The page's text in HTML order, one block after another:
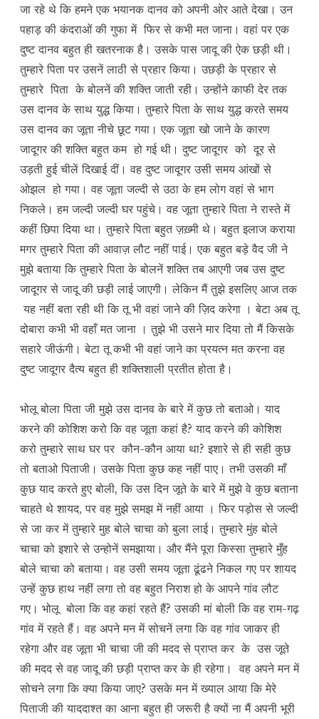
जा रहे थे कि हमने एक भयानक दानव को अपनी ओर आते देखा। उन
पहाड़ की कंदराओं की गुफा में फिर से कभी मत जाना। वहां पर एक
दुष्ट दानव बहुत ही खतरनाक है। उसके पास जादू की ऐक छड़ी थी।
तुम्हारे पिता पर उसनें लाठी से प्रहार किया। उछड़ी के प्रहार से
तुम्हारे पिता के बोलनें की शक्ति जाती रही। उन्होंने काफी देर तक
उस दानव के साथ युद्ध किया। तुम्हारे पिता के साथ युद्ध करते समय
उस दानव का जूता नीचे छूट गया। एक जूता खो जाने के कारण
जादूगर की शक्ति बहुत कम हो गई थी। दुष्ट जादूगर को दूर से
उड़ती हुई चीलें दिखाई दीं। वह दुष्ट जादूगर उसी समय आंखों से
ओझल हो गया। वह जूता जल्दी से उठा के हम लोग वहां से भाग
निकले। हम जल्दी जल्दी घर पहुंचे। वह जूता तुम्हारे पिता ने रास्ते में
कहीं छिपा दिया था। तुम्हारे पिता बहुत ज़ख़्मी थे। बहुत इलाज कराया
मगर तुम्हारे पिता की आवाज़ लौट नहीं पाई। एक बहुत बड़े वैद जी ने
मुझे बताया कि तुम्हारे पिता के बोलनें शक्ति तब आएगी जब उस दुष्ट
जादूगर से जादू की छड़ी लाई जाएगी। लेकिन मैं तुझे इसलिए आज तक
यह नहीं बता रही थी कि तू भी वहां जाने की ज़िद करेगा । बेटा अब तू
दोबारा कभी भी वहाँ मत जाना । तुझे भी उसने मार दिया तो मैं किसके
सहारे जीऊंगी। बेटा तू कभी भी वहां जाने का प्रयत्न मत करना वह
दुष्ट जादूगर दैत्य बहुत ही शक्तिशाली प्रतीत होता है।
भोलू बोला पिता जी मुझे उस दानव के बारे में कुछ तो बताओ। याद
करने की कोशिश करो कि वह जूता कहां है? याद करने की कोशिश
करो तुम्हारे साथ घर पर कौन-कौन आया था? इशारे से ही सही कुछ
तो बताओ पिताजी। उसके पिता कुछ कह नहीं पाए। तभी उसकी माँ
कुछ याद करते हुए बोली, कि उस दिन जूते के बारे में मुझे वे कुछ बताना
चाहते थे शायद, पर वह मुझे समझ में नहीं आया । फिर पड़ोस से जल्दी
से जा कर में तुम्हारे मुह बोले चाचा को बुला लाई। तुम्हारे मुंह बोले
चाचा को इशारे से उन्होनें समझाया। और मैंने पूरा किस्सा तुम्हारे मुँह
बोले चाचा को बताया। वह उसी समय जूता ढूंढने निकल गए पर शायद
उन्हें कुछ हाथ नहीं लगा तो वह बहुत निराश हो के आपने गांव लौट
गए। भोलू बोला कि वह कहां रहते हैं? उसकी मां बोली कि वह राम-गढ़
गांव में रहते हैं। वह अपने मन में सोचनें लगा कि वह गांव जाकर ही
रहेगा और वह जूता भी चाचा जी की मदद से प्राप्त कर के उस जूते
की मदद से वह जादू की छड़ी प्राप्त कर के ही रहेगा। वह अपने मन में
सोचने लगा कि क्या किया जाए? उसके मन में ख्याल आया कि मेरे
पिताजी की याददाश्त का आना बहुत ही जरूरी है क्यों ना मैं अपनी भूरी